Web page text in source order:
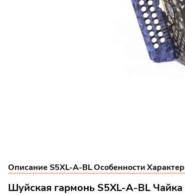
Описание S5XL-A-BLОсобенности
Шуйская гармонь S5XL-A-BL